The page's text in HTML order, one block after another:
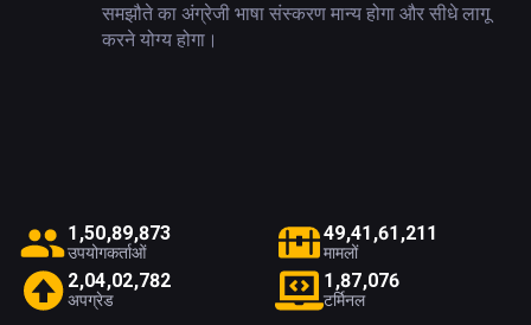
समझौते का अंग्रेजी भाषा संस्करण मान्य होगा और सीधे लागू
करने योग्य होगा।
1 ,50,89,873
उपयोगकर्ताओं
49,41 ,61 ,211
मामलों
2,04,02,782
अपग्रेड
1 ,87,076
टर्मिनल